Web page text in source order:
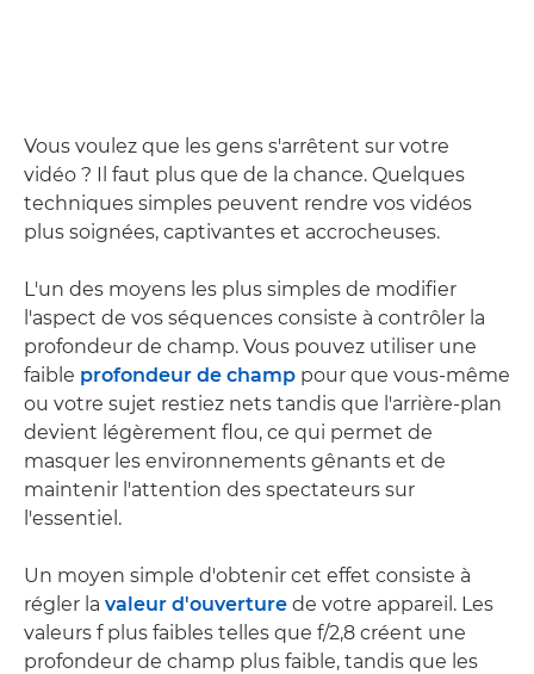
Vous voulez que les gens s'arrêtent sur votre
vidéo ? Il faut plus que de la chance. Quelques
techniques simples peuvent rendre vos vidéos
plus soignées, captivantes et accrocheuses.
L'un des moyens les plus simples de modifier
l'aspect de vos séquences consiste à contrôler la
profondeur de champ. Vous pouvez utiliser une
faible profondeur de champ pour que vous-même
ou votre sujet restiez nets tandis que l'arrière-plan
devient légèrement flou, ce qui permet de
masquer les environnements gênants et de
maintenir l'attention des spectateurs sur
l'essentiel.
Un moyen simple d'obtenir cet effet consiste à
régler la valeur d'ouverture de votre appareil. Les
valeurs f plus faibles telles que f/2,8 créent une
profondeur de champ plus faible, tandis que les